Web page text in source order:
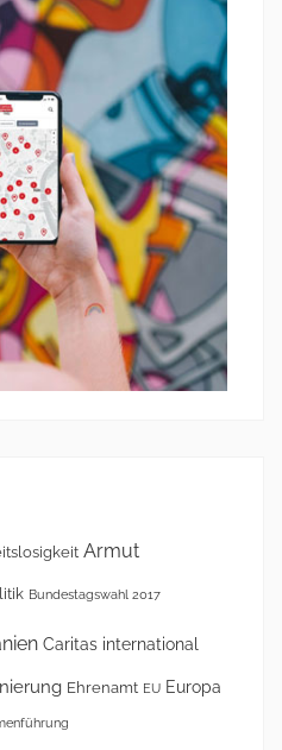
Armut
Bundestagswahl 2017
Caritas international
Ehrenamt EU Europa